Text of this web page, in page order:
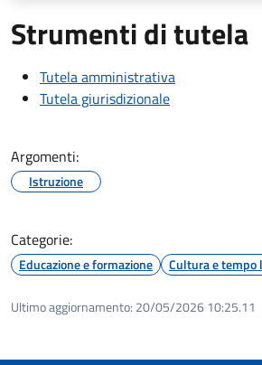
Strumenti di tutela
Tutela amministrativa
Tutela giurisdizionale
Argomenti:
Istruzione
Categorie:
Educazione e formazione Cultura e tempo
Ultimo aggiornamento: 20/05/2026 10:25.11